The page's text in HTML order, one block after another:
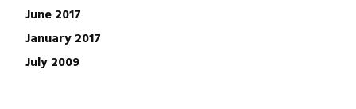
June 2017
January 2017
July 2009